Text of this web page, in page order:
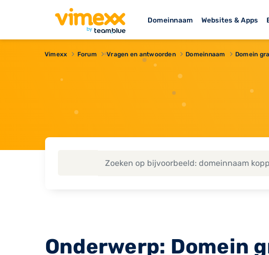
Domeinnaam Websites & Apps
Vimexx Forum Vragen en antwoorden Domeinnaam Domein
Onderwerp: Domein